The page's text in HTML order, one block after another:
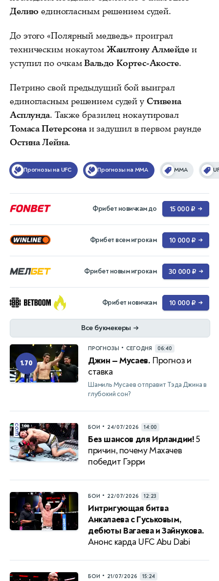
Делию единогласным решением судей.
До этого «Полярный медведь» проиграл
техническим нокаутом Жаилтону Алмейде и
уступил по очкамВальдо Кортес-Акосте.
Петрино свой предыдущий бой выиграл
единогласным решением судей у Стивена
Асплунда. Также бразилец нокаутировал
Томаса Петерсонаи задушил в первом раунде
Остина Лейна.
Прогнозы на UFC Прогнозы на MMA ММА
Фрибет новичкам до 15 000 ₽ →
Фрибет всем игрокам 10 000 ₽ →
Фрибет новым игрокам 30 000 ₽ →
Фрибет новичкам 10 000 ₽ →
Все букмекеры →
1.70
ПРОГНОЗЫ • СЕГОДНЯ 06:40
Джин — Мусаев. Прогноз и
ставка
Шамиль Мусаев отправит Тэда Джина в
глубокий сон?
БОИ • 24/07/2026 14:00
Без шансов для Ирландии!5
причин, почему Махачев
победит Гэрри
БОИ • 22/07/2026 12:23
Интригующая битва
Анкалаева с Гуськовым,
дебюты Вагаева и Зайнукова.
Анонс карда UFC Abu Dabi
БОИ • 21/07/2026 15:24